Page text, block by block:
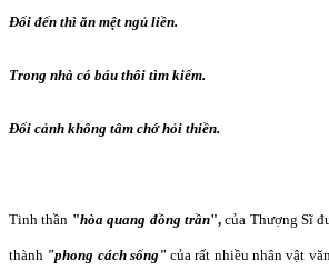
Đối đến thì ăn mệt ngủ liền.
Trong nhà có báu thôi tìm kiếm.
Đối cảnh không tâm chớ hỏi thiền.
Tinh thần "hòa quang đồng trần",của Thượng Sĩ
thành "phong cách sống"của rất nhiều nhân vật